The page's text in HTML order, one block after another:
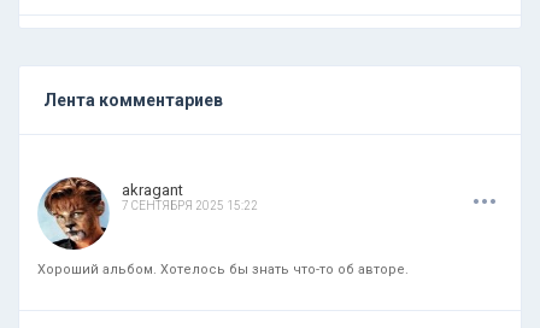
Лента комментариев
akragant
7 СЕНТЯБРЯ 2025 15:22 ...
Хороший альбом. Хотелось бы знать что-то об авторе.